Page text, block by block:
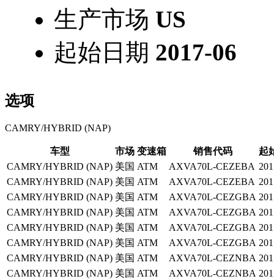
生产市场 US
起始日期 2017-06
选项
CAMRY/HYBRID (NAP)
车型 市场 变速箱 销售代码
起
CAMRY/HYBRID (NAP) 美国 ATM AXVA70L-CEZEBA
CAMRY/HYBRID (NAP) 美国 ATM AXVA70L-CEZEBA
CAMRY/HYBRID (NAP) 美国 ATM AXVA70L-CEZGBA
CAMRY/HYBRID (NAP) 美国 ATM AXVA70L-CEZGBA
CAMRY/HYBRID (NAP) 美国 ATM AXVA70L-CEZGBA
CAMRY/HYBRID (NAP) 美国 ATM AXVA70L-CEZGBA
CAMRY/HYBRID (NAP) 美国 ATM AXVA70L-CEZNBA
CAMRY/HYBRID (NAP) 美国 ATM AXVA70L-CEZNBA